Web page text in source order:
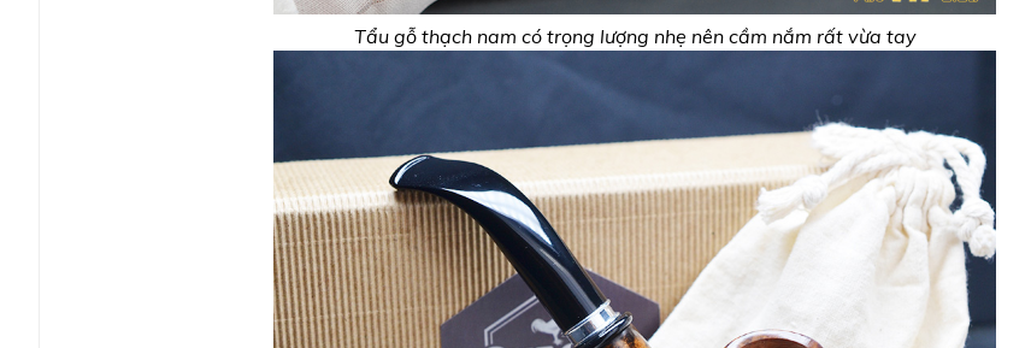
Tẩu gỗ thạch nam có trọng lượng nhẹ nên cầm nắm rất vừa tay